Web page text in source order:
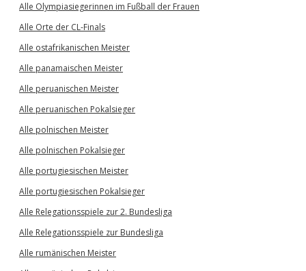
Alle Olympiasiegerinnen im Fußball der Frauen
Alle Orte der CL-Finals
Alle ostafrikanischen Meister
Alle panamaischen Meister
Alle peruanischen Meister
Alle peruanischen Pokalsieger
Alle polnischen Meister
Alle polnischen Pokalsieger
Alle portugiesischen Meister
Alle portugiesischen Pokalsieger
Alle Relegationsspiele zur 2. Bundesliga
Alle Relegationsspiele zur Bundesliga
Alle rumänischen Meister